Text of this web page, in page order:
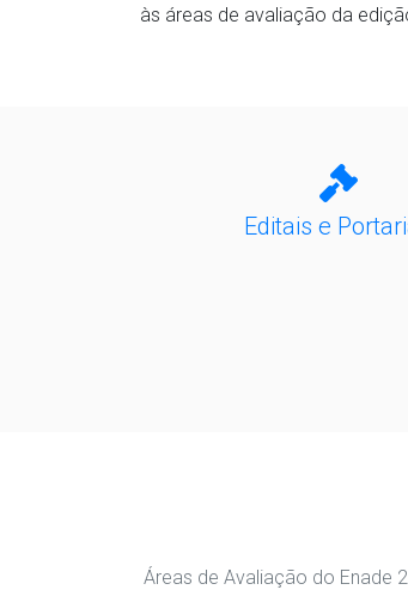
às áreas de avaliação da
Editais e
Áreas de Avaliação do Enade